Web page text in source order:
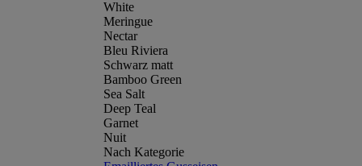
White
Meringue
Nectar
Bleu Riviera
Schwarz matt
Bamboo Green
Sea Salt
Deep Teal
Garnet
Nuit
Nach Kategorie